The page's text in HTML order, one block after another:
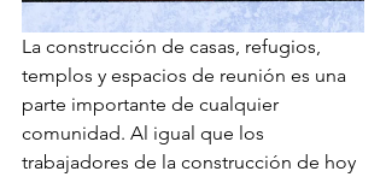
La construcción de casas, refugios,
templos y espacios de reunión es una
parte importante de cualquier
comunidad. Al igual que los
trabajadores de la construcción de hoy